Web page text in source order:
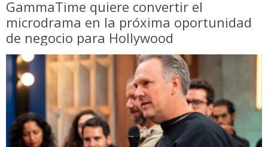
GammaTime quiere convertir el
microdrama en la próxima oportunidad
de negocio para Hollywood